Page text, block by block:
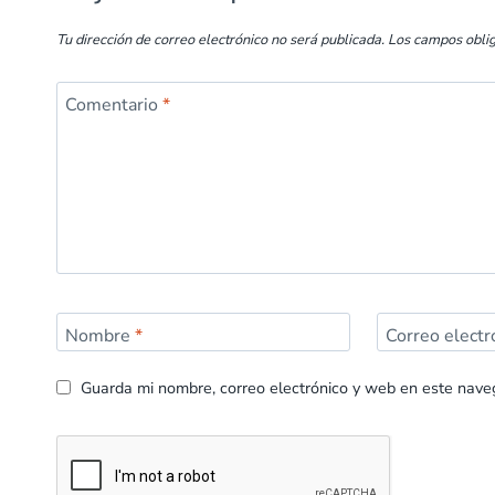
Tu dirección de correo electrónico no será publicada. Los campos
Comentario *
Nombre * Correo
Guarda mi nombre, correo electrónico y web en este